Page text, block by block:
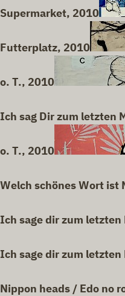
Supermarket, 2010
Futterplatz, 2010
o. T., 2010
Ich sag Dir zum letzten
o. T., 2010
Welch schönes Wort
Ich sage dir zum letzten
Ich sage dir zum
Nippon heads / Edo no